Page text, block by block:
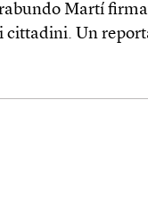
Martí
cittadini. Un